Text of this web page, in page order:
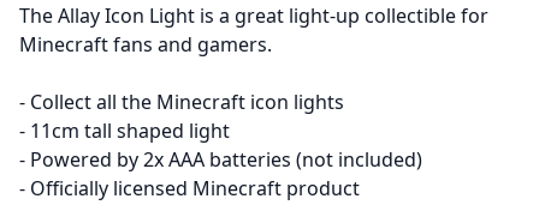
The Allay Icon Light is a great light-up collectible for
Minecraft fans and gamers.
- Collect all the Minecraft icon lights
- 11cm tall shaped light
- Powered by 2x AAA batteries (not included)
- Officially licensed Minecraft product